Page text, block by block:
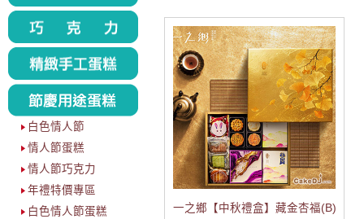
白色情人節
情人節蛋糕
情人節巧克力
年禮特價專區
白色情人節蛋糕
一之鄉【中秋禮盒】藏金杏福(B)